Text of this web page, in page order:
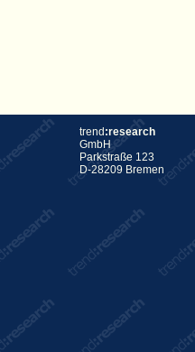
trend :research
GmbH
Parkstraße 123
D-28209 Bremen